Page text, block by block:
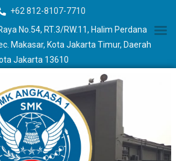
+62 812-8107-7710
No.54, RT.3/RW.11, Halim Perdana
Makasar, Kota Jakarta Timur, Daerah
Jakarta 13610